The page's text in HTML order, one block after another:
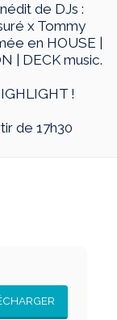
de DJs :
x Tommy
en HOUSE |
| DECK music.
!
de 17h30